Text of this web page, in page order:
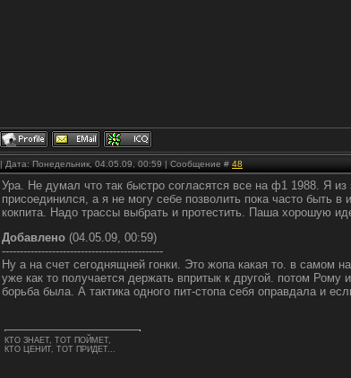
| Дата: Понедельник, 04.05.09, 00:59 | Сообщение # 48
Ура. Не думал что так быстро согласятся все на ф1 1988. Я
присоединился, а я не могу себе позволить пока часто быть
кокпита. Надо трассы выбрать и протестить. Паша хорошую
Добавлено (04.05.09, 00:59)
---------------------------------------------
Ну а на счет сегоднящней гонки. Это жопа какая то. в самом
уже как то получается держать впритык к другой. потом
борьба была. А тактика одного пит-стопа себя оправдала и
КТО ЗНАЕТ, ТОТ ПОЙМЕТ,
КТО ЦЕНИТ, ТОТ ПРИДЕТ...